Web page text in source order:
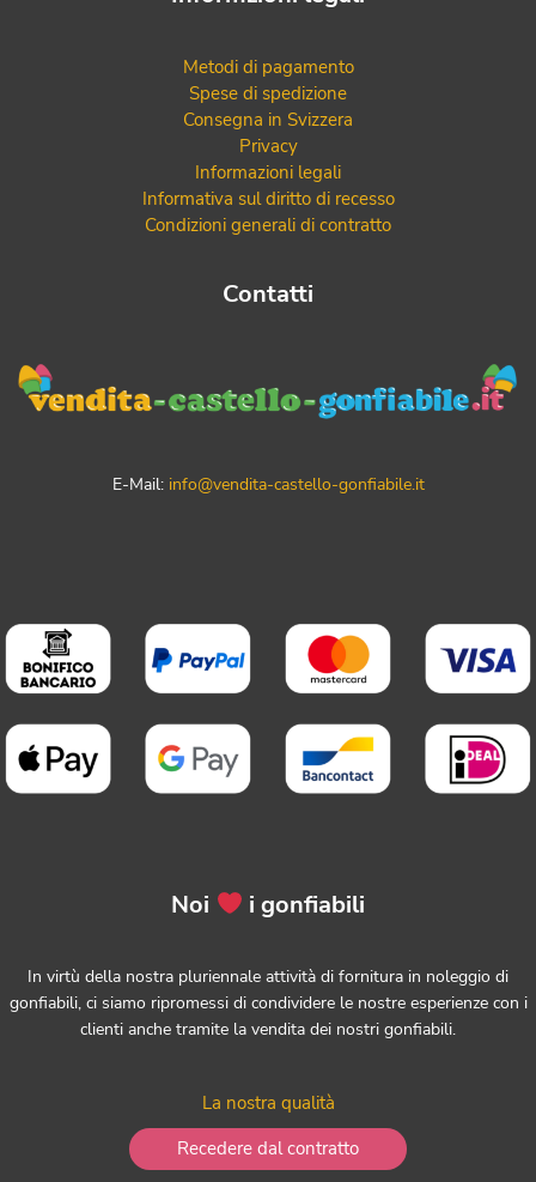
Metodi di pagamento
Spese di spedizione
Consegna in Svizzera
Privacy
Informazioni legali
Informativa sul diritto di recesso
Condizioni generali di contratto
Contatti
E-Mail: info@vendita-castello-gonfiabile.it
Noi i gonfiabili
In virtù della nostra pluriennale attività di fornitura in noleggio di
gonfiabili, ci siamo ripromessi di condividere le nostre esperienze con i
clienti anche tramite la vendita dei nostri gonfiabili.
La nostra qualità
Recedere dal contratto